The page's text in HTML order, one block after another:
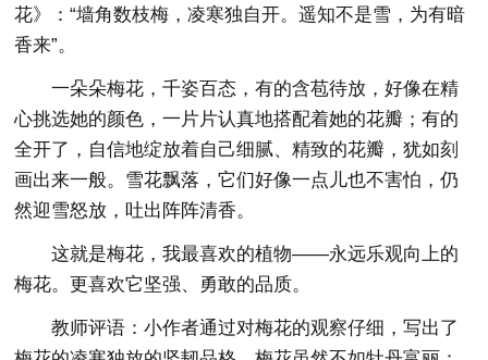
花》：“墙角数枝梅，凌寒独自开。遥知不是雪，为有暗
香来”。
一朵朵梅花，千姿百态，有的含苞待放，好像在精
心挑选她的颜色，一片片认真地搭配着她的花瓣；有的
全开了，自信地绽放着自己细腻、精致的花瓣，犹如刻
画出来一般。雪花飘落，它们好像一点儿也不害怕，仍
然迎雪怒放，吐出阵阵清香。
这就是梅花，我最喜欢的植物——永远乐观向上的
梅花。更喜欢它坚强、勇敢的品质。
教师评语：小作者通过对梅花的观察仔细，写出了